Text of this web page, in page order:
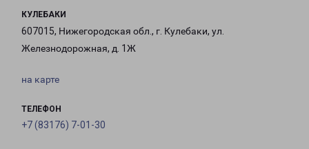
КУЛЕБАКИ
607015, Нижегородская обл., г. Кулебаки, ул.
Железнодорожная, д. 1Ж
на карте
ТЕЛЕФОН
+7 (83176) 7-01-30